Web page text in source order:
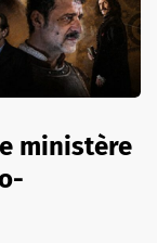
ministère